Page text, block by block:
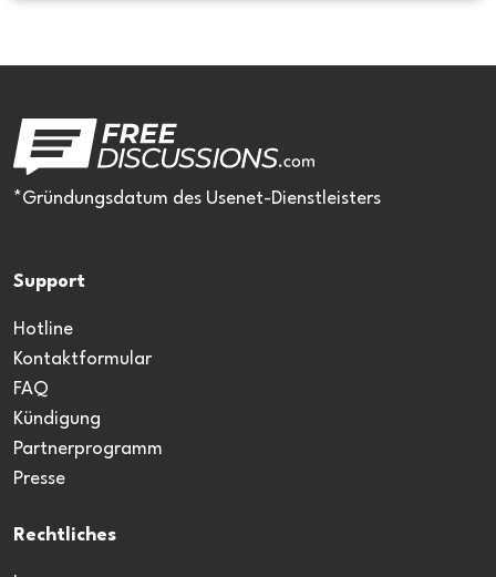
*Gründungsdatum des Usenet-Dienstleisters
Support
Hotline
Kontaktformular
FAQ
Kündigung
Partnerprogramm
Presse
Rechtliches